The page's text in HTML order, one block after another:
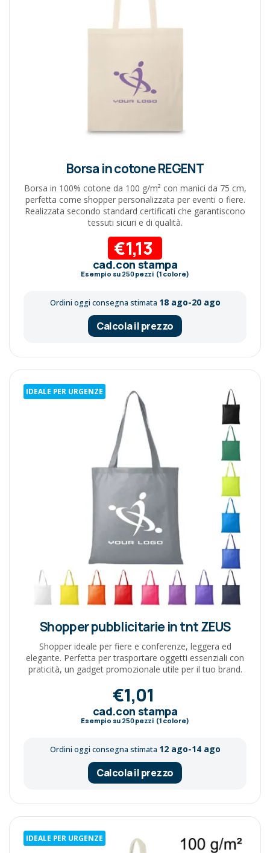
Borsa in cotone REGENT
Borsa in 100% cotone da 100 g/m² con manici da 75 cm,
perfetta come shopper personalizzata per eventi o fiere.
Realizzata secondo standard certificati che garantiscono
tessuti sicuri e di qualità.
€1,13
cad.con stampa
Esempio su 250pezzi (1 colore)
Ordini oggi consegna stimata 18 ago-20 ago
Calcola il prezzo
IDEALE PER URGENZE
Shopper pubblicitarie in tnt ZEUS
Shopper ideale per fiere e conferenze, leggera ed
elegante. Perfetta per trasportare oggetti essenziali con
praticità, un gadget promozionale utile per il tuo brand.
€1,01
cad.con stampa
Esempio su 250pezzi (1 colore)
Ordini oggi consegna stimata 12 ago-14 ago
Calcola il prezzo
IDEALE PER URGENZE